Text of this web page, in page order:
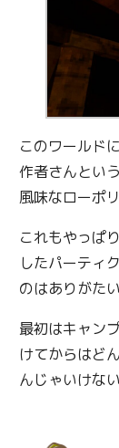
このワールド
作者さんとい
風味なローポ
これもやっぱ
したパーティ
のはありがたい
最初はキャン
けてからはど
んじゃいけな